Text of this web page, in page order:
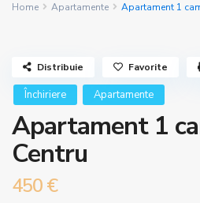
Home Apartamente Apartament 1
Închiriere Apartamente
Apartament 1
Centru
450 €
Distribuie Favorite